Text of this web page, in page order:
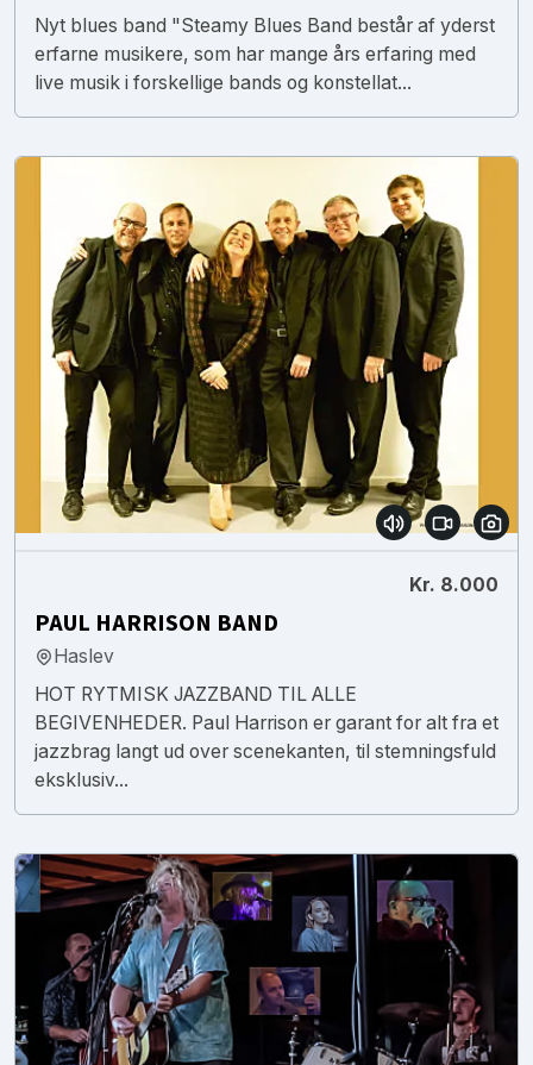
Nyt blues band "Steamy Blues Band består af yderst
erfarne musikere, som har mange års erfaring med
live musik i forskellige bands og konstellat...
Kr. 8.000
PAUL HARRISON BAND
Haslev
HOT RYTMISK JAZZBAND TIL ALLE
BEGIVENHEDER. Paul Harrison er garant for alt fra et
jazzbrag langt ud over scenekanten, til stemningsfuld
eksklusiv...